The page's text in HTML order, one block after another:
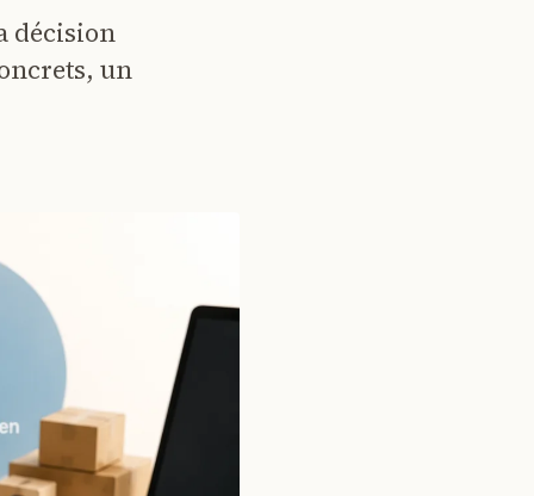
décision
un